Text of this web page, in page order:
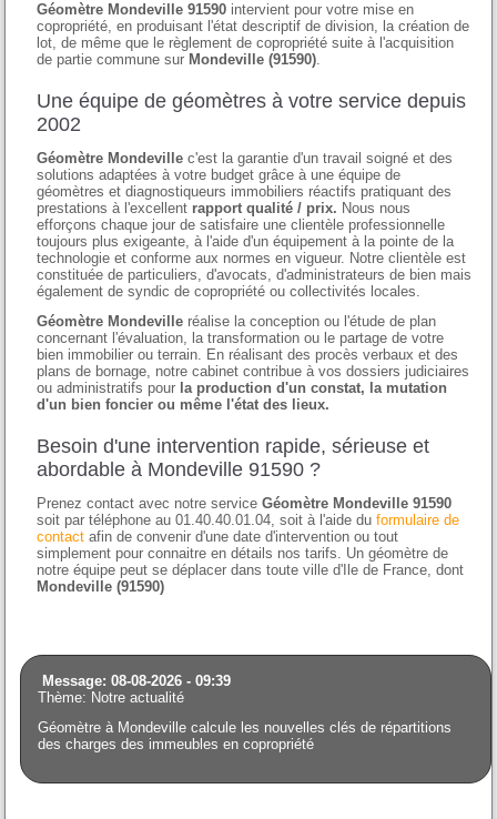
Géomètre Mondeville 91590 intervient pour votre mise en
copropriété, en produisant l'état descriptif de division, la création de
lot, de même que le règlement de copropriété suite à l'acquisition
de partie commune sur Mondeville (91590).
Une équipe de géomètres à votre service depuis
2002
Géomètre Mondeville c'est la garantie d'un travail soigné et des
solutions adaptées à votre budget grâce à une équipe de
géomètres et diagnostiqueurs immobiliers réactifs pratiquant des
prestations à l'excellent rapport qualité / prix. Nous nous
efforçons chaque jour de satisfaire une clientèle professionnelle
toujours plus exigeante, à l'aide d'un équipement à la pointe de la
technologie et conforme aux normes en vigueur. Notre clientèle est
constituée de particuliers, d'avocats, d'administrateurs de bien mais
également de syndic de copropriété ou collectivités locales.
Géomètre Mondeville réalise la conception ou l'étude de plan
concernant l'évaluation, la transformation ou le partage de votre
bien immobilier ou terrain. En réalisant des procès verbaux et des
plans de bornage, notre cabinet contribue à vos dossiers judiciaires
ou administratifs pour la production d'un constat, la mutation
d'un bien foncier ou même l'état des lieux.
Besoin d'une intervention rapide, sérieuse et
abordable à Mondeville 91590 ?
Prenez contact avec notre serviceGéomètre Mondeville 91590
soit par téléphone au 01.40.40.01.04, soit à l'aide duformulaire de
contact afin de convenir d'une date d'intervention ou tout
simplement pour connaitre en détails nos tarifs. Un géomètre de
notre équipe peut se déplacer dans toute ville d'Ile de France, dont
Mondeville (91590)
Message: 08-08-2026 - 09:39
Thème: Notre actualité
Géomètre à Mondeville calcule les nouvelles clés de répartitions
des charges des immeubles en copropriété